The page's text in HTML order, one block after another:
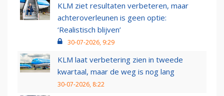
KLM ziet resultaten verbeteren, maar
achteroverleunen is geen optie:
‘Realistisch blijven’
30-07-2026, 9:29
KLM laat verbetering zien in tweede
kwartaal, maar de weg is nog lang
30-07-2026, 8:22